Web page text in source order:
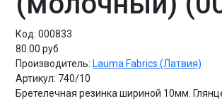
Код:000833
80.00 руб
Производитель:Lauma Fabrics (Латвия)
Артикул: 740/10
Бретелечная резинка шириной 10мм.